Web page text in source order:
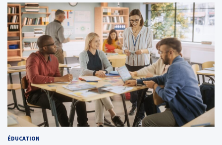
ÉDUCATION